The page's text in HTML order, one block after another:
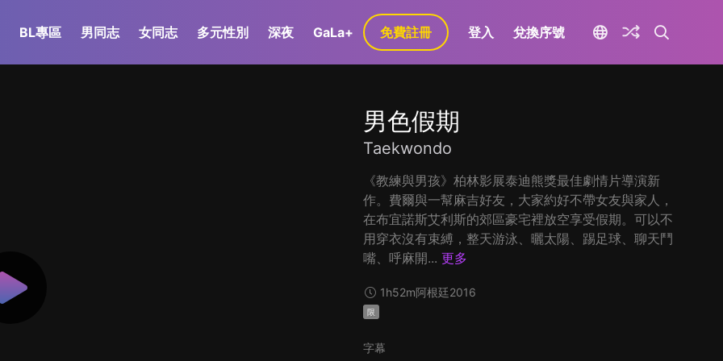
BL專區 男同志 女同志 多元性別 深夜 GaLa+ 免費註冊 登入 兌換序號
男色假期
Taekwondo
《教練與男孩》柏林影展泰迪熊獎最佳劇情片導演新
作。費爾與一幫麻吉好友，大家約好不帶女友與家人，
在布宜諾斯艾利斯的郊區豪宅裡放空享受假期。可以不
用穿衣沒有束縛，整天游泳、曬太陽、踢足球、聊天鬥
嘴、呼麻開... 更多
1h52m阿根廷2016
限
字幕